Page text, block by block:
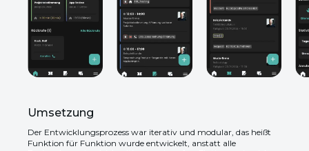
Umsetzung
Der Entwicklungsprozess war iterativ und modular, das heißt
Funktion für Funktion wurde entwickelt, anstatt alle